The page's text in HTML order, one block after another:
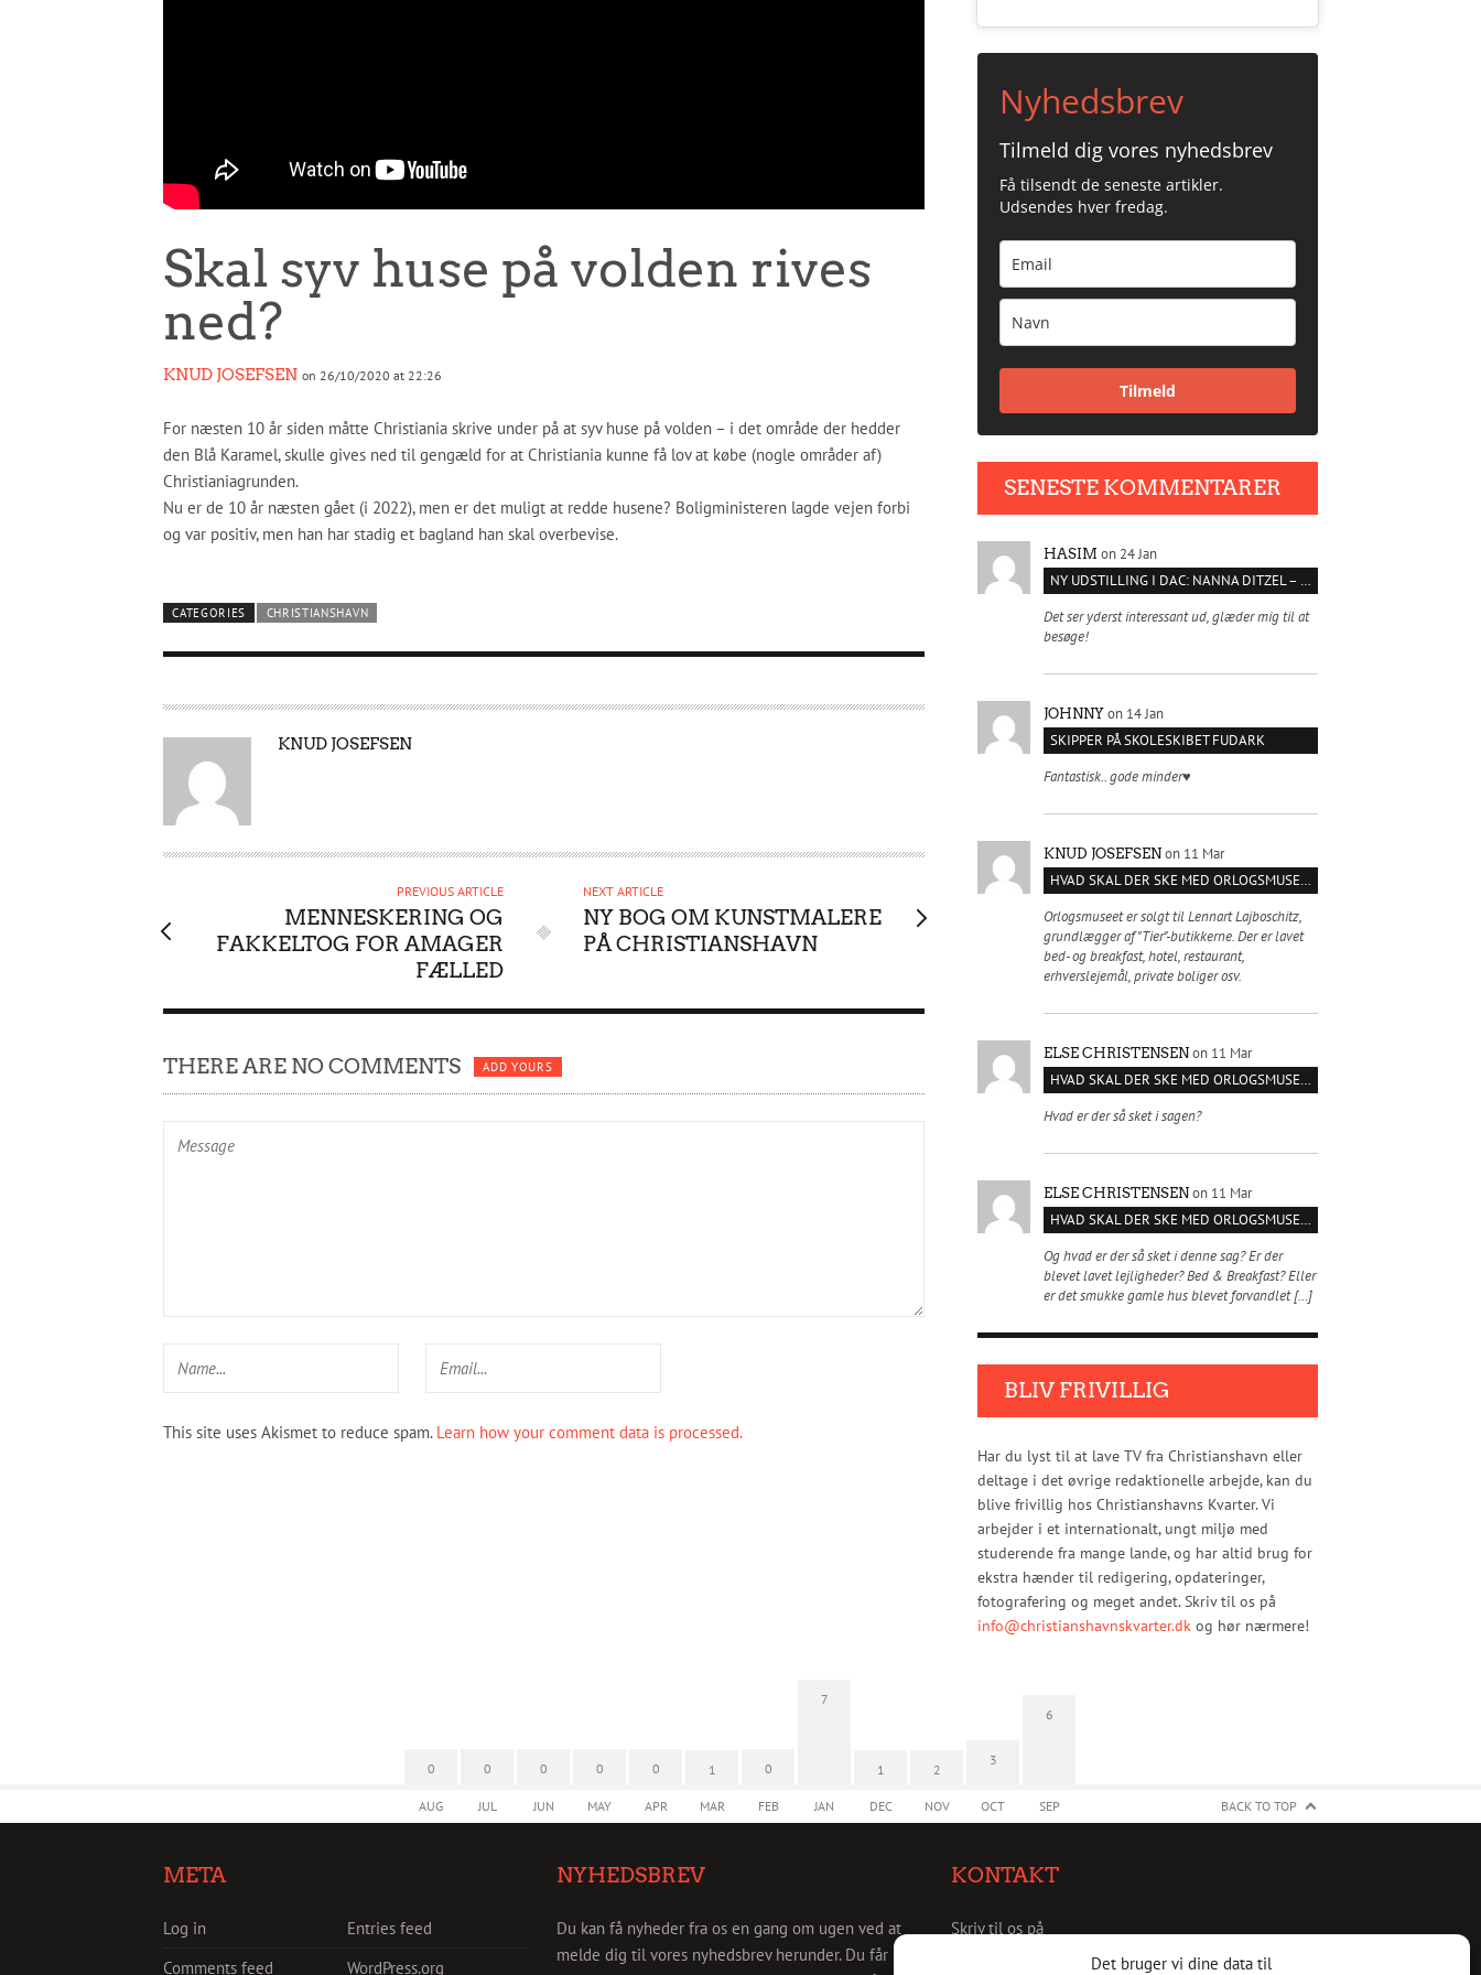
Det bruger vi dine data til
Skal syv huse på volden rives
ned?
KNUD JOSEFSEN on 26/10/2020 at 22:26
For næsten 10 år siden måtte Christiania skrive under på at syv huse på volden – i det område der hedder
den Blå Karamel, skulle gives ned til gengæld for at Christiania kunne få lov at købe (nogle områder af)
Christianiagrunden.
Nu er de 10 år næsten gået (i 2022), men er det muligt at redde husene? Boligministeren lagde vejen forbi
og var positiv, men han har stadig et bagland han skal overbevise.
CATEGORIES CHRISTIANSHAVN
A
O
KNUD JOSEFSEN
PREVIOUS ARTICLE
MENNESKERING OG
FAKKELTOG FOR AMAGER
FÆLLED
NEXT ARTICLE
NY BOG OM KUNSTMALERE
PÅ CHRISTIANSHAVN
THERE ARE NO COMMENTS ADD YOURS
This site uses Akismet to reduce spam. Learn how your comment data is processed.
Nyhedsbrev
Tilmeld dig vores nyhedsbrev
Få tilsendt de seneste artikler.
Udsendes hver fredag.
Tilmeld
SENESTE KOMMENTARER
HASIM on 24 Jan
NY UDSTILLING I DAC: NANNA DITZEL – SÆT KROPPEN FRI
Det ser yderst interessant ud, glæder mig til at
besøge!
JOHNNY on 14 Jan
SKIPPER PÅ SKOLESKIBET FUDARK
Fantastisk.. gode minder♥️
KNUD JOSEFSEN on 11 Mar
HVAD SKAL DER SKE MED ORLOGSMUSEET?
Orlogsmuseet er solgt til Lennart Lajboschitz,
grundlægger af "Tier"-butikkerne. Der er lavet
bed- og breakfast, hotel, restaurant,
erhverslejemål, private boliger osv.
ELSE CHRISTENSEN on 11 Mar
HVAD SKAL DER SKE MED ORLOGSMUSEET?
Hvad er der så sket i sagen?
ELSE CHRISTENSEN on 11 Mar
HVAD SKAL DER SKE MED ORLOGSMUSEET?
Og hvad er der så sket i denne sag? Er der
blevet lavet lejligheder? Bed & Breakfast? Eller
er det smukke gamle hus blevet forvandlet […]
BLIV FRIVILLIG
Har du lyst til at lave TV fra Christianshavn eller
deltage i det øvrige redaktionelle arbejde, kan du
blive frivillig hos Christianshavns Kvarter. Vi
arbejder i et internationalt, ungt miljø med
studerende fra mange lande, og har altid brug for
ekstra hænder til redigering, opdateringer,
fotografering og meget andet. Skriv til os på
info@christianshavnskvarter.dkog hør nærmere!
0
AUG
0
JUL
0
JUN
0
MAY
0
APR
1
MAR
0
FEB
7
JAN
1
DEC
2
NOV
3
OCT
6
SEP BACK TO TOP
META
Log in
Entries feed
Comments feed
WordPress.org
NYHEDSBREV
Du kan få nyheder fra os en gang om ugen ved at
melde dig til vores nyhedsbrev herunder. Du får så
KONTAKT
Skriv til os på
info@christianshavnskvarter.dk